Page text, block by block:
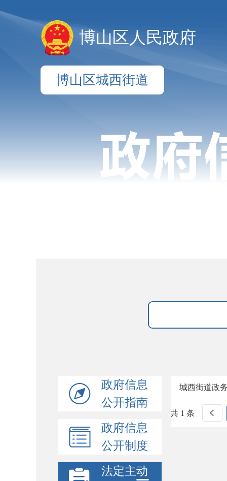
博山区人民政府
博山区城西街道
政府信息
公开指南
政府信息
公开制度
法定主动
城西街道政
共 1 条